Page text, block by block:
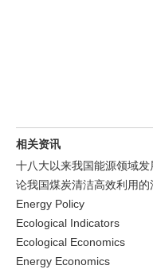
相关资讯
十八大以来我国能源领域发
论我国煤炭清洁高效利用
Energy Policy
Ecological Indicators
Ecological Economics
Energy Economics